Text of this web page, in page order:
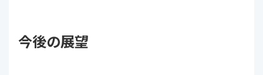
今後の展望